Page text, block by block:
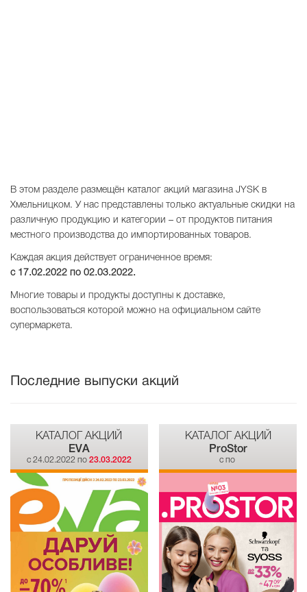
В этом разделе размещён каталог акций магазина JYSK в
Хмельницком. У нас представлены только актуальные скидки на
различную продукцию и категории – от продуктов питания
местного производства до импортированных товаров.
Каждая акция действует ограниченное время:
с 17.02.2022 по 02.03.2022.
Многие товары и продукты доступны к доставке,
воспользоваться которой можно на официальном сайте
супермаркета.
Последние выпуски акций
КАТАЛОГ АКЦИЙ
EVA
c 24.02.2022 по 23.03.2022
КАТАЛОГ АКЦИЙ
ProStor
c по